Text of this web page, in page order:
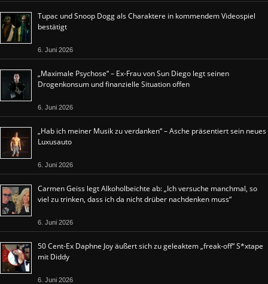
Tupac und Snoop Dogg als Charaktere in kommendem Videospiel
bestätigt
6. Juni 2026
„Maximale Psychose“ – Ex-Frau von Sun Diego legt seinen
Drogenkonsum und finanzielle Situation offen
6. Juni 2026
„Hab ich meiner Musik zu verdanken“ – Asche präsentiert sein neues
Luxusauto
6. Juni 2026
Carmen Geiss legt Alkoholbeichte ab: „Ich versuche manchmal, so
viel zu trinken, dass ich da nicht drüber nachdenken muss“
6. Juni 2026
50 Cent-Ex Daphne Joy äußert sich zu geleaktem „freak-off“ S*xtape
mit Diddy
6. Juni 2026